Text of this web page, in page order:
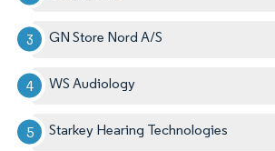
GN Store Nord A/S
WS Audiology
Starkey Hearing Technologies